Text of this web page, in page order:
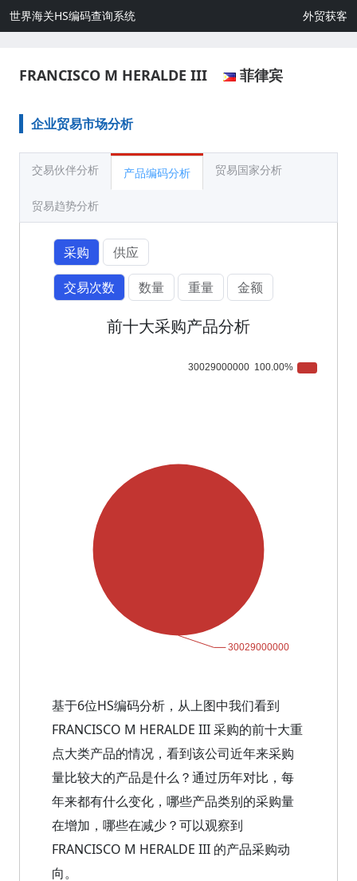
世界海关HS编码查询系统 外贸获客
FRANCISCO M HERALDE III 菲律宾
企业贸易市场分析
交易伙伴分析 产品编码分析 贸易国家分析
贸易趋势分析
采购
供应
交易次数
数量 重量 金额
前十大采购产品分析
基于6位HS编码分析，从上图中我们看到
FRANCISCO M HERALDE III 采购的前十大重
点大类产品的情况，看到该公司近年来采购
量比较大的产品是什么？通过历年对比，每
年来都有什么变化，哪些产品类别的采购量
在增加，哪些在减少？可以观察到
FRANCISCO M HERALDE III 的产品采购动
向。